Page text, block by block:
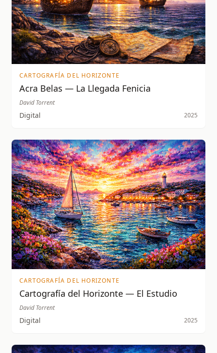
CARTOGRAFÍA DEL HORIZONTE
Acra Belas — La Llegada Fenicia
David Torrent
Digital 2025
CARTOGRAFÍA DEL HORIZONTE
Cartografía del Horizonte — El Estudio
David Torrent
Digital 2025